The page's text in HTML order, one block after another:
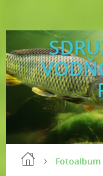
Fotoalbum